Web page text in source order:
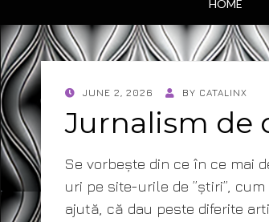
HOME
POSTEDJUNE 2, 2026 BY CATALINX
Jurnalism de
Se vorbește din ce în ce mai
uri pe site-urile de ”știri”,
ajută, că dau peste diferite